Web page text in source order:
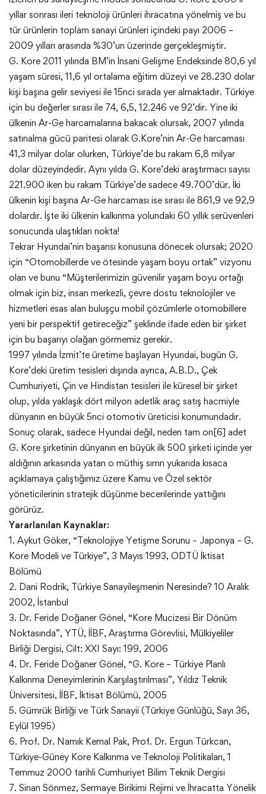
yıllar sonrası ileri teknoloji ürünleri ihracatına yönelmiş ve bu
tür ürünlerin toplam sanayi ürünleri içindeki payı 2006 –
2009 yılları arasında %30’un üzerinde gerçekleşmiştir.
G. Kore 2011 yılında BM’in İnsani Gelişme Endeksinde 80,6 yıl
yaşam süresi, 11,6 yıl ortalama eğitim düzeyi ve 28.230 dolar
kişi başına gelir seviyesi ile 15nci sırada yer almaktadır. Türkiye
için bu değerler sırası ile 74, 6,5, 12.246 ve 92’dir. Yine iki
ülkenin Ar-Ge harcamalarına bakacak olursak, 2007 yılında
satınalma gücü paritesi olarak G.Kore’nin Ar-Ge harcaması
41,3 milyar dolar olurken, Türkiye’de bu rakam 6,8 milyar
dolar düzeyindedir. Aynı yılda G. Kore’deki araştırmacı sayısı
221.900 iken bu rakam Türkiye’de sadece 49.700’dür. İki
ülkenin kişi başına Ar-Ge harcaması ise sırası ile 861,9 ve 92,9
dolardır. İşte iki ülkenin kalkınma yolundaki 60 yıllık serüvenleri
sonucunda ulaştıkları nokta!
Tekrar Hyundai’nin başarısı konusuna dönecek olursak; 2020
için “Otomobillerde ve ötesinde yaşam boyu ortak” vizyonu
olan ve bunu “Müşterilerimizin güvenilir yaşam boyu ortağı
olmak için biz, insan merkezli, çevre dostu teknolojiler ve
hizmetleri esas alan buluşçu mobil çözümlerle otomobillere
yeni bir perspektif getireceğiz” şeklinde ifade eden bir şirket
için bu başarıyı olağan görmemiz gerekir.
1997 yılında İzmit’te üretime başlayan Hyundai, bugün G.
Kore’deki üretim tesisleri dışında ayrıca, A.B.D., Çek
Cumhuriyeti, Çin ve Hindistan tesisleri ile küresel bir şirket
olup, yılda yaklaşık dört milyon adetlik araç satış hacmiyle
dünyanın en büyük 5nci otomotiv üreticisi konumundadır.
Sonuç olarak, sadece Hyundai değil, neden tam on[6] adet
G. Kore şirketinin dünyanın en büyük ilk 500 şirketi içinde yer
aldığının arkasında yatan o müthiş sırrın yukarıda kısaca
açıklamaya çalıştığımız üzere Kamu ve Özel sektör
yöneticilerinin stratejik düşünme becerilerinde yattığını
görürüz.
Yararlanılan Kaynaklar:
1. Aykut Göker, “Teknolojiye Yetişme Sorunu – Japonya – G.
Kore Modeli ve Türkiye”, 3 Mayıs 1993, ODTÜ İktisat
Bölümü
2. Dani Rodrik, Türkiye Sanayileşmenin Neresinde? 10 Aralık
2002, İstanbul
3. Dr. Feride Doğaner Gönel, “Kore Mucizesi Bir Dönüm
Noktasında”, YTÜ, İİBF, Araştırma Görevlisi, Mülkiyeliler
Birliği Dergisi, Cilt: XXI Sayı: 199, 2006
4. Dr. Feride Doğaner Gönel, “G. Kore – Türkiye Planlı
Kalkınma Deneyimlerinin Karşılaştırılması”, Yıldız Teknik
Üniversitesi, İİBF, İktisat Bölümü, 2005
5. Gümrük Birliği ve Türk Sanayii (Türkiye Günlüğü, Sayı 36,
Eylül 1995)
6. Prof. Dr. Namık Kemal Pak, Prof. Dr. Ergun Türkcan,
Türkiye-Güney Kore Kalkınma ve Teknoloji Politikaları, 1
Temmuz 2000 tarihli Cumhuriyet Bilim Teknik Dergisi
7. Sinan Sönmez, Sermaye Birikimi Rejimi ve İhracatta Yönelik